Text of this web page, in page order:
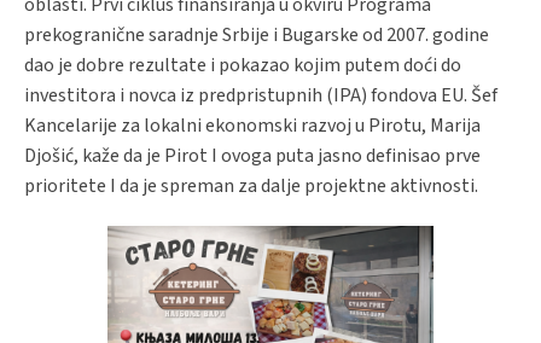
prekogranične saradnje Srbije i Bugarske od 2007. godine
dao je dobre rezultate i pokazao kojim putem doći do
investitora i novca iz predpristupnih (IPA) fondova EU. Šef
Kancelarije za lokalni ekonomski razvoj u Pirotu, Marija
Djošić, kaže da je Pirot I ovoga puta jasno definisao prve
prioritete I da je spreman za dalje projektne aktivnosti.